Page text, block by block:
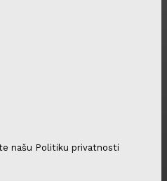
našu Politiku privatnosti